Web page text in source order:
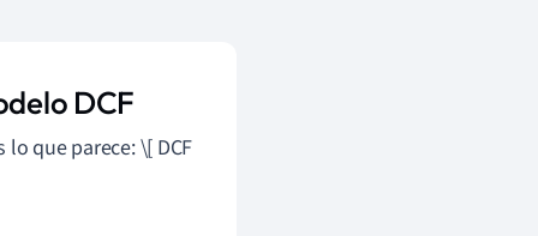
DCF
que parece: \[ DCF